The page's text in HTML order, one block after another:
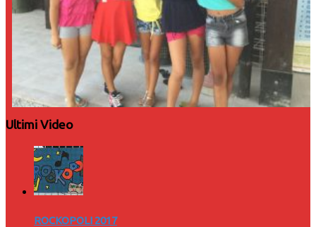
Ultimi Video
ROCKOPOLI 2017